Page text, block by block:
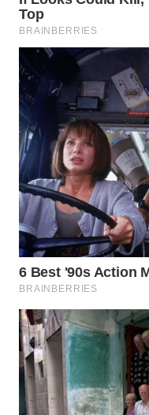
WN
CIREBON
INDRAMAYU
WN
KUNINGAN
WN
MAJALENGKA
WN
SUBANG
SUKABUMI
WN
PURWAKARTA